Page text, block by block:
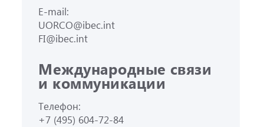
E-mail:
UORCO@ibec.int
FI@ibec.int
Международные связи
и коммуникации
Телефон:
+7 (495) 604-72-84